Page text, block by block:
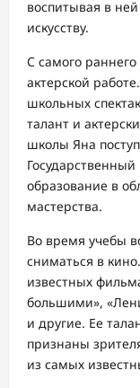
воспитывая в
искусству.
С самого
актерской
школьных
талант и
школы Яна
образование в
мастерства.
Во время учебы
сниматься в
известных
большими»,
и другие. Ее
признаны
из самых